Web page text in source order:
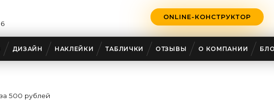
ONLINE-КОНСТРУКТОР
ДИЗАЙН НАКЛЕЙКИ ТАБЛИЧКИ ОТЗЫВЫ О КОМПАНИИ
500 рублей